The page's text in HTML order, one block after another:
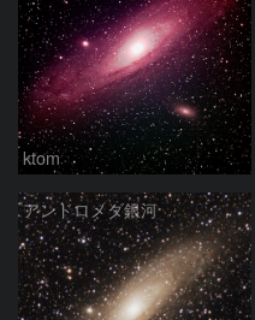
ktom
アンドロメダ銀河